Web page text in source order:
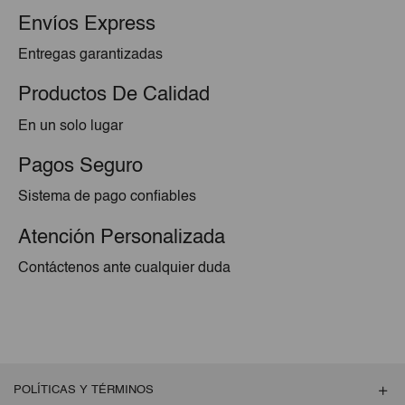
Envíos Express
Entregas garantizadas
Productos De Calidad
En un solo lugar
Pagos Seguro
Sistema de pago confiables
Atención Personalizada
Contáctenos ante cualquier duda
POLÍTICAS Y TÉRMINOS